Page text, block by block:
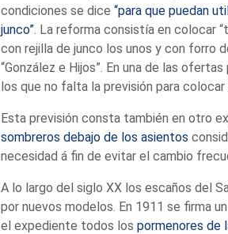
condiciones se dice “para que puedan
junco”. La reforma consistía en colocar
con rejilla de junco los unos y con forro
“González e Hijos”. En una de las
los que no falta la previsión para
Esta previsión consta también en otro
sombreros debajo de los asientos
necesidad á fin de evitar el cambio
A lo largo del siglo XX los escaños del
por nuevos modelos. En 1911 se firma
el expediente todos los pormenores de